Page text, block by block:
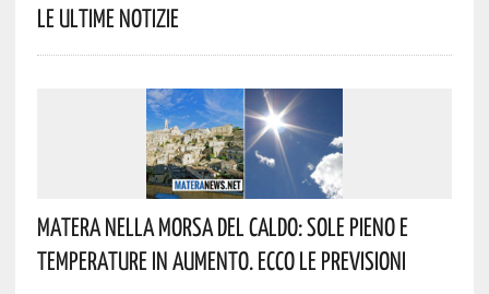
Le Ultime Notizie
Matera Nella Morsa Del Caldo: Sole Pieno E
Temperature In Aumento. Ecco Le Previsioni